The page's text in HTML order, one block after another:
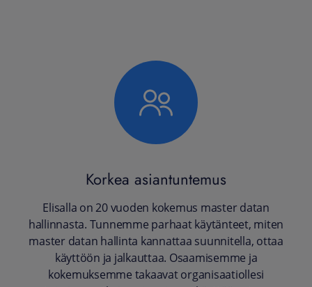
Korkea asiantuntemus
Elisalla on 20 vuoden kokemus master datan
hallinnasta. Tunnemme parhaat käytänteet, miten
master datan hallinta kannattaa suunnitella, ottaa
käyttöön ja jalkauttaa. Osaamisemme ja
kokemuksemme takaavat organisaatiollesi